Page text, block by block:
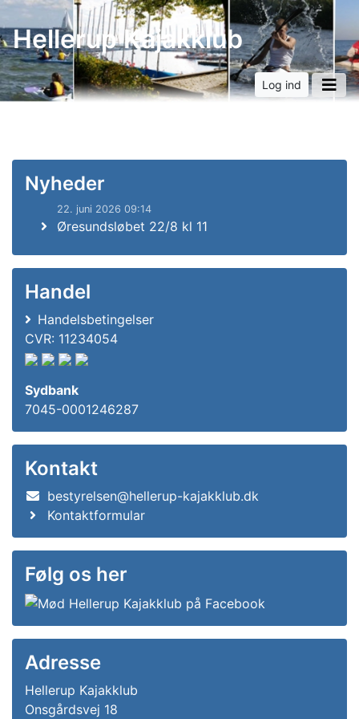
Hellerup Kajakklub
Log ind
Nyheder
22. juni 2026 09:14
Øresundsløbet 22/8 kl 11
Handel
Handelsbetingelser
CVR: 11234054
Sydbank
7045-0001246287
Kontakt
bestyrelsen@hellerup-kajakklub.dk
Kontaktformular
Følg os her
Adresse
Hellerup Kajakklub
Onsgårdsvej 18